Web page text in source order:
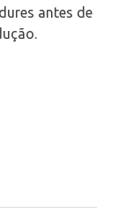
antes de